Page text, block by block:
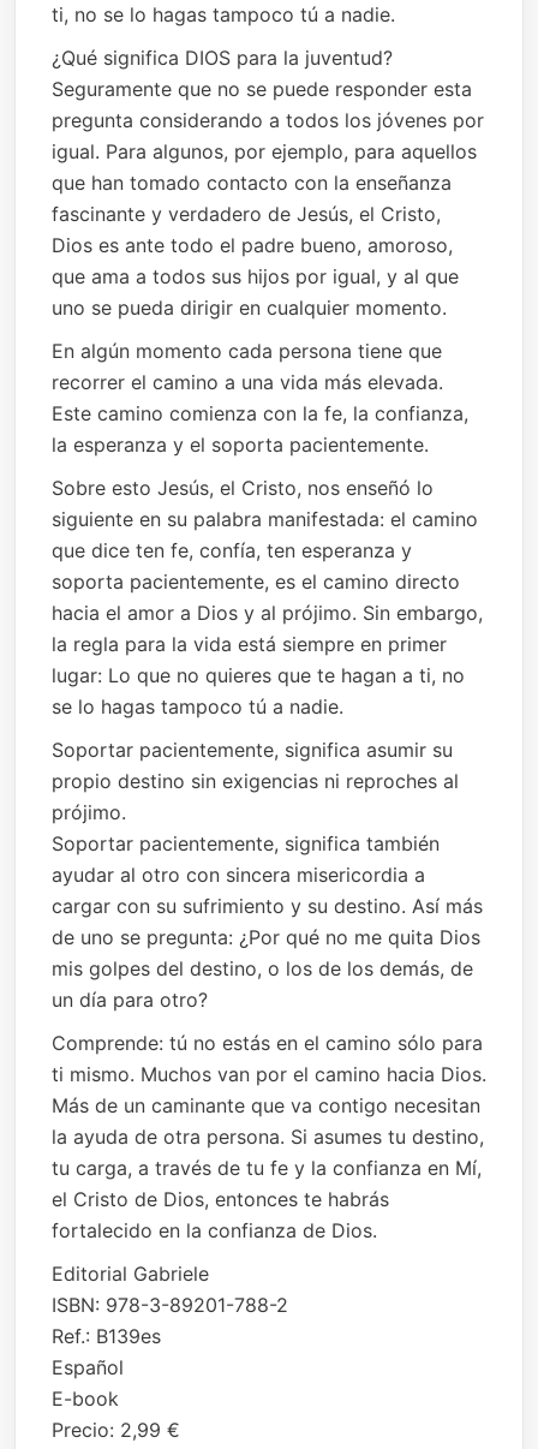
ti, no se lo hagas tampoco tú a nadie.
¿Qué significa DIOS para la juventud?
Seguramente que no se puede responder esta
pregunta considerando a todos los jóvenes por
igual. Para algunos, por ejemplo, para aquellos
que han tomado contacto con la enseñanza
fascinante y verdadero de Jesús, el Cristo,
Dios es ante todo el padre bueno, amoroso,
que ama a todos sus hijos por igual, y al que
uno se pueda dirigir en cualquier momento.
En algún momento cada persona tiene que
recorrer el camino a una vida más elevada.
Este camino comienza con la fe, la confianza,
la esperanza y el soporta pacientemente.
Sobre esto Jesús, el Cristo, nos enseñó lo
siguiente en su palabra manifestada: el camino
que dice ten fe, confía, ten esperanza y
soporta pacientemente, es el camino directo
hacia el amor a Dios y al prójimo. Sin embargo,
la regla para la vida está siempre en primer
lugar: Lo que no quieres que te hagan a ti, no
se lo hagas tampoco tú a nadie.
Soportar pacientemente, significa asumir su
propio destino sin exigencias ni reproches al
prójimo.
Soportar pacientemente, significa también
ayudar al otro con sincera misericordia a
cargar con su sufrimiento y su destino. Así más
de uno se pregunta: ¿Por qué no me quita Dios
mis golpes del destino, o los de los demás, de
un día para otro?
Comprende: tú no estás en el camino sólo para
ti mismo. Muchos van por el camino hacia Dios.
Más de un caminante que va contigo necesitan
la ayuda de otra persona. Si asumes tu destino,
tu carga, a través de tu fe y la confianza en Mí,
el Cristo de Dios, entonces te habrás
fortalecido en la confianza de Dios.
Editorial Gabriele
ISBN: 978-3-89201-788-2
Ref.: B139es
Español
E-book
Precio: 2,99 €